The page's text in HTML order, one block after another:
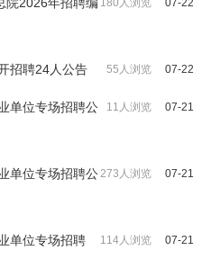
07-22
180人浏览
07-22
55人浏览
招聘24人公告
07-21
11人浏览
单位专场招聘公
07-21
273人浏览
单位专场招聘公
07-21
114人浏览
单位专场招聘